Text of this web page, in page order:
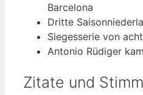
Barcelona
Dritte
Siegesserie von
Antonio Rüdiger
Zitate und